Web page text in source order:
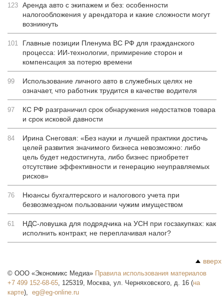
123 Аренда авто с экипажем и без: особенности
налогообложения у арендатора и какие сложности могут
возникнуть
101
Главные позиции Пленума ВС РФ для гражданского
процесса: ИИ-технологии, примирение сторон и
компенсация за потерю времени
99
Использование личного авто в служебных целях не
означает, что работник трудится в качестве водителя
97
КС РФ разграничил срок обнаружения недостатков товара
и срок исковой давности
84
Ирина Снеговая: «Без науки и лучшей практики достичь
целей развития значимого бизнеса невозможно: либо
цель будет недостигнута, либо бизнес приобретет
отсутствие эффективности и генерацию неуправляемых
рисков»
76
Нюансы бухгалтерского и налогового учета при
безвозмездном пользовании чужим имуществом
61
НДС-ловушка для подрядчика на УСН при госзакупках: как
исполнить контракт, не переплачивая налог?
вверх
© ООО «Экономикс Медиа» Правила использования материалов
+7 499 152-68-65 125319 Москва ул. Черняховского, д. 16 (на
карте),